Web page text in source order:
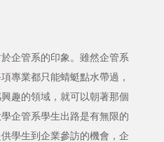
企管系的印象。雖然企管系
專業都只能蜻蜓點水帶過，
趣的領域，就可以朝著那個
企管系學生出路是有無限的
學生到企業參訪的機會，企